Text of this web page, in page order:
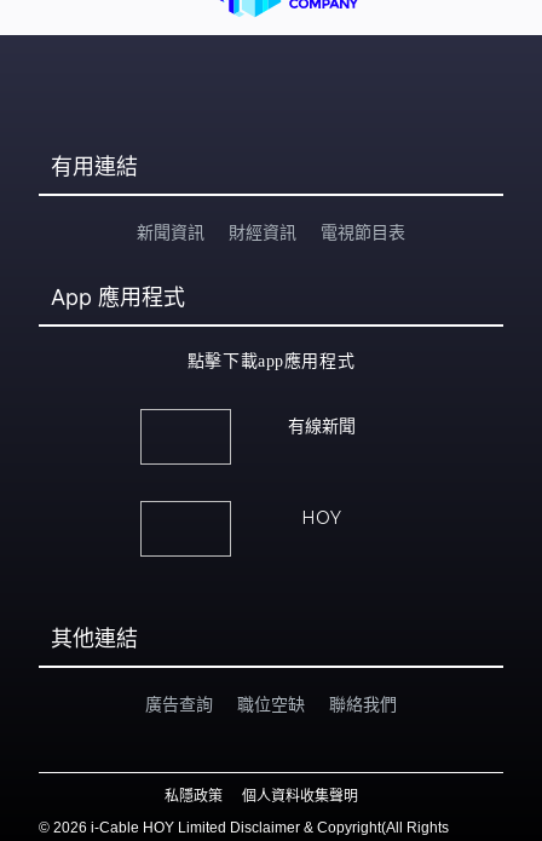
有用連結
新聞資訊 財經資訊 電視節目表
App 應用程式
點擊下載app應用程式
有線新聞
HOY
其他連結
廣告查詢 職位空缺 聯絡我們
私隱政策
個人資料收集聲明
© 2026 i-Cable HOY Limited Disclaimer & Copyright(All Rights